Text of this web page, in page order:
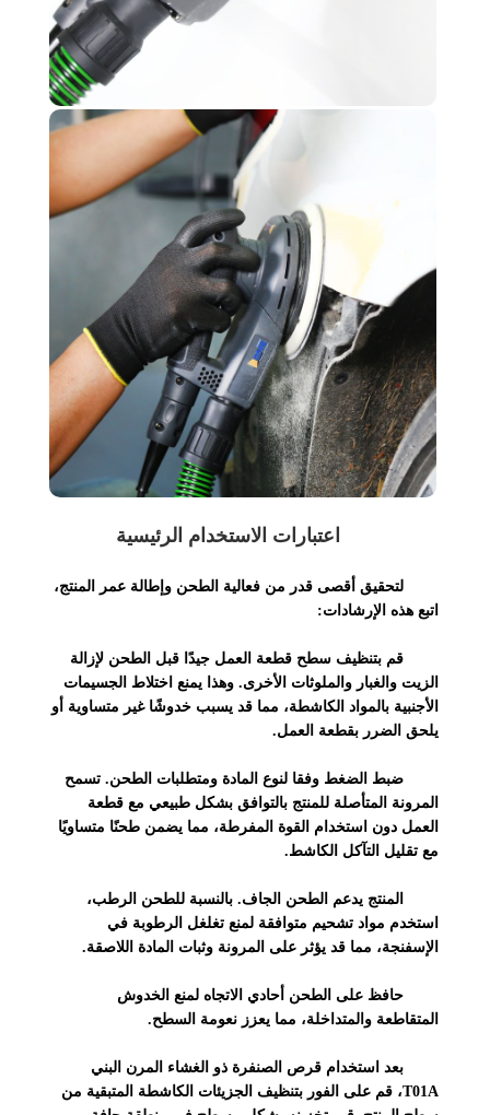
اعتبارات الاستخدام الرئيسية
لتحقيق أقصى قدر من فعالية الطحن وإطالة عمر المنتج،
اتبع هذه الإرشادات:
قم بتنظيف سطح قطعة العمل جيدًا قبل الطحن لإزالة
الزيت والغبار والملوثات الأخرى. وهذا يمنع اختلاط الجسيمات
الأجنبية بالمواد الكاشطة، مما قد يسبب خدوشًا غير متساوية أو
يلحق الضرر بقطعة العمل.
ضبط الضغط وفقا لنوع المادة ومتطلبات الطحن. تسمح
المرونة المتأصلة للمنتج بالتوافق بشكل طبيعي مع قطعة
العمل دون استخدام القوة المفرطة، مما يضمن طحنًا متساويًا
مع تقليل التآكل الكاشط.
المنتج يدعم الطحن الجاف. بالنسبة للطحن الرطب،
استخدم مواد تشحيم متوافقة لمنع تغلغل الرطوبة في
الإسفنجة، مما قد يؤثر على المرونة وثبات المادة اللاصقة.
حافظ على الطحن أحادي الاتجاه لمنع الخدوش
المتقاطعة والمتداخلة، مما يعزز نعومة السطح.
بعد استخدام قرص الصنفرة ذو الغشاء المرن البني
T01A، قم على الفور بتنظيف الجزيئات الكاشطة المتبقية من